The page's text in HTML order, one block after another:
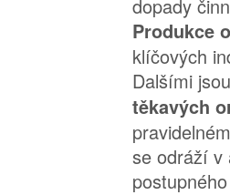
dopady
Produkce
klíčových
Dalšími jsou
těkavých
se odráží v